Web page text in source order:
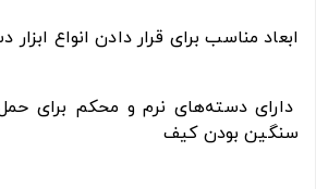
ابعاد مناسب برای قرار دادن انواع
دارای دسته‌های نرم و محکم برای
سنگین بودن کیف